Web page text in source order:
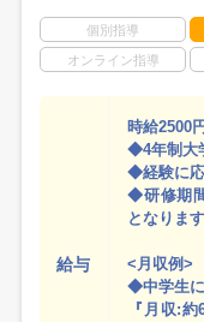
個別指導
オンライン指導
給与
時給2500
◆4年制大
◆経験に応
◆研修期
となります
<月収例>
◆中学生
『月収: